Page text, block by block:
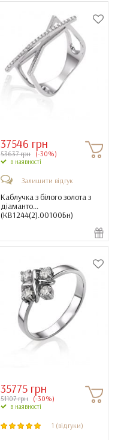
37546 грн
53637 грн (-30%)
в наявності
Залишити відгук
Каблучка з білого золота з
діаманто...
(КВ1244(2).00100Бн)
35775 грн
51107 грн (-30%)
в наявності
1 (відгуки)